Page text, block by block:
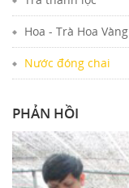
Hoa - Trà Hoa Vàng
Nước đóng chai
PHẢN HỒI